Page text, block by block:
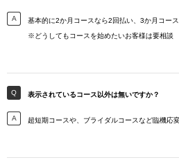
基本的に2か月コースなら2回払い、3か月コー
※どうしてもコースを始めたいお客様は要相談
表示されているコース以外は無いですか？
超短期コースや、ブライダルコースなど臨機応